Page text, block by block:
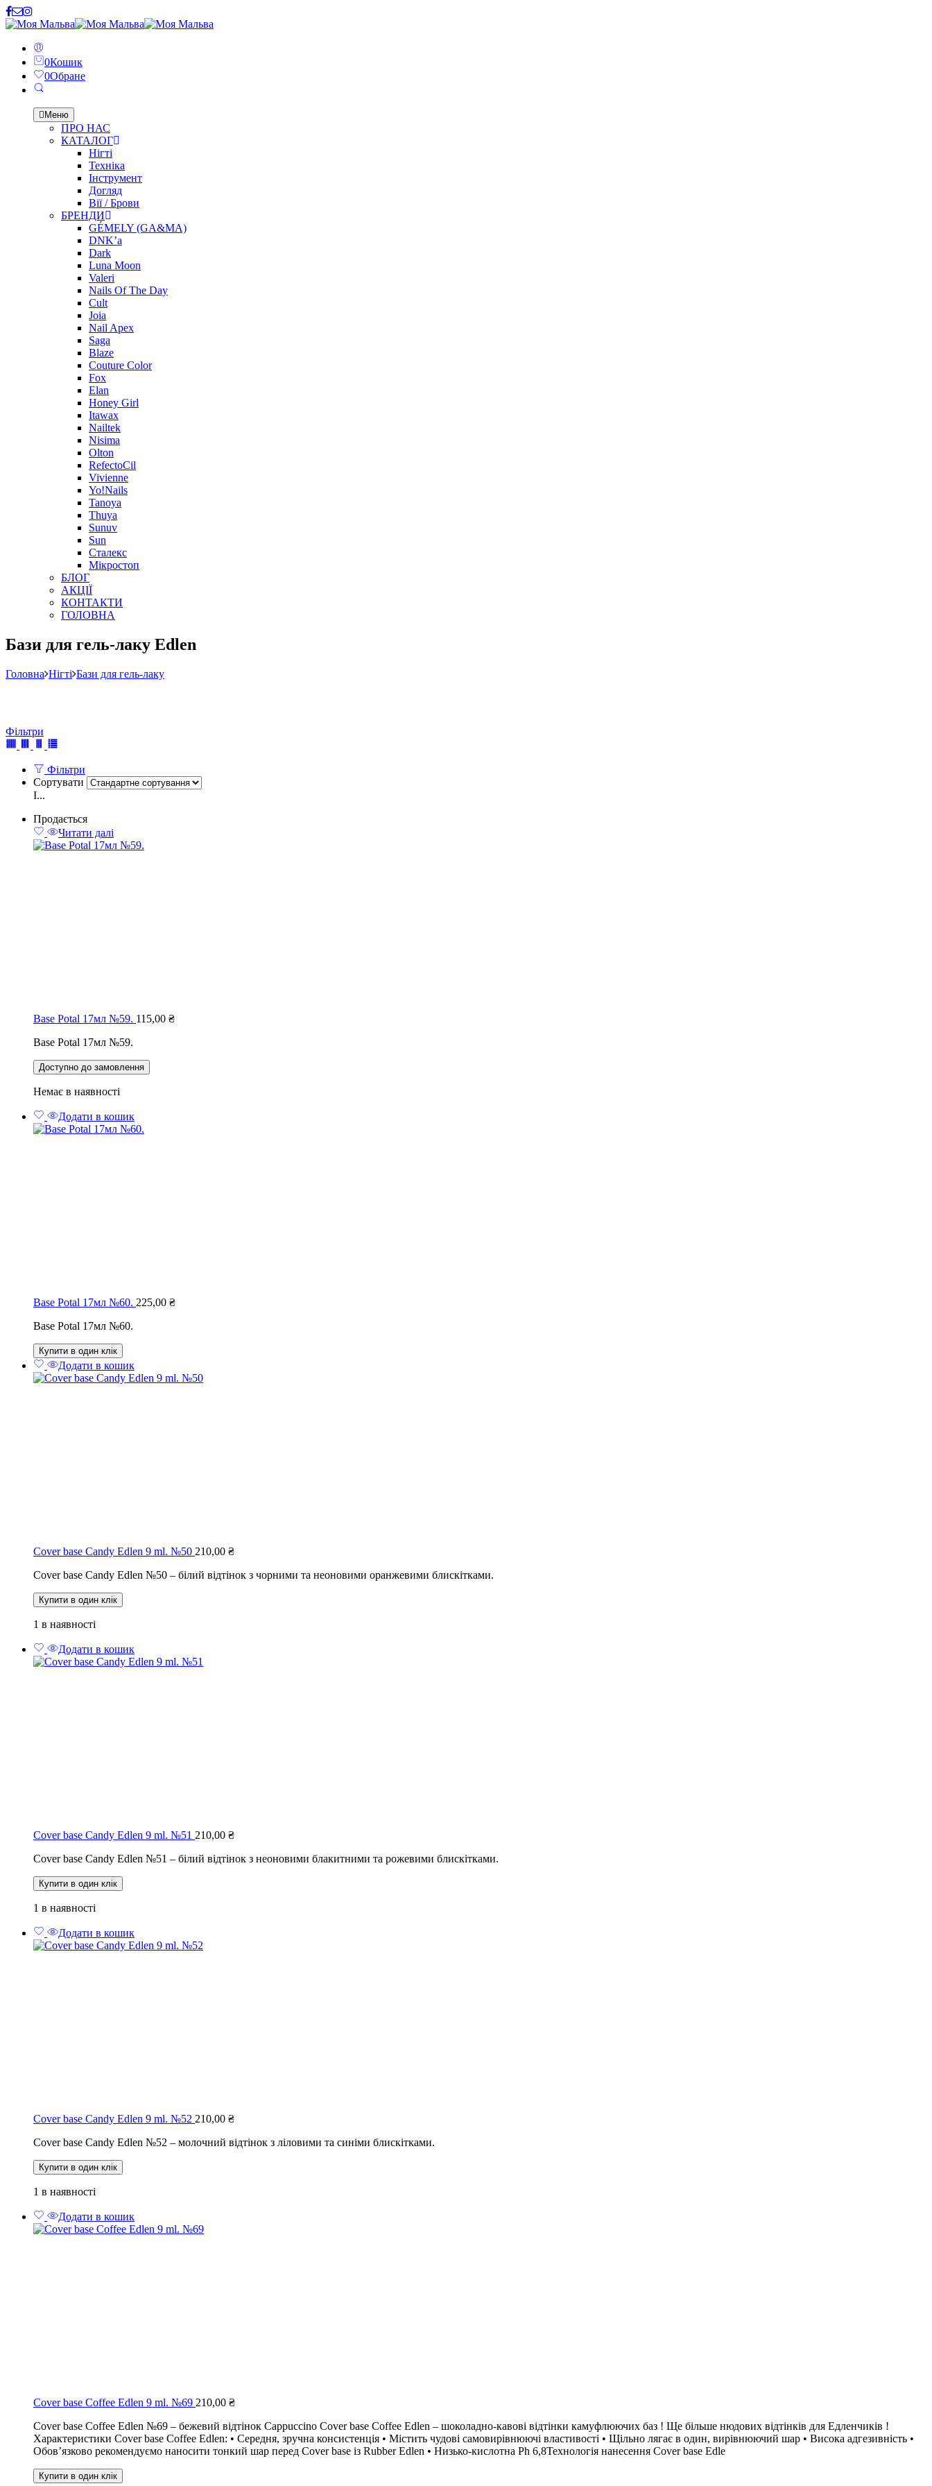
0Кошик
0Обране
Меню
ПРО НАС
КАТАЛОГ
Нігті
Техніка
Інструмент
Догляд
Вії / Брови
БРЕНДИ
GÉMELY (GA&MA)
DNK’a
Dark
Luna Moon
Valeri
Nails Of The Day
Cult
Joia
Nail Apex
Saga
Blaze
Couture Color
Fox
Elan
Honey Girl
Itawax
Nailtek
Nisima
Olton
RefectoCil
Vivienne
Yo!Nails
Tanoya
Thuya
Sunuv
Sun
Сталекс
Мікростоп
БЛОГ
АКЦІЇ
КОНТАКТИ
ГОЛОВНА
Бази для гель-лаку Edlen
Головна Нігті Бази для гель-лаку
Фільтри
Фільтри
Сортувати
І...
Продається
Читати далі
Base Potal 17мл №59. 115,00 ₴
Base Potal 17мл №59.
Доступно до замовлення
Немає в наявності
Додати в кошик
Base Potal 17мл №60. 225,00 ₴
Base Potal 17мл №60.
Купити в один клік
Додати в кошик
Cover base Candy Edlen 9 ml. №50 210,00 ₴
Cover base Candy Edlen №50 – білий відтінок з чорними та неоновими оранжевими блискітками.
Купити в один клік
1 в наявності
Додати в кошик
Cover base Candy Edlen 9 ml. №51 210,00 ₴
Cover base Candy Edlen №51 – білий відтінок з неоновими блакитними та рожевими блискітками.
Купити в один клік
1 в наявності
Додати в кошик
Cover base Candy Edlen 9 ml. №52 210,00 ₴
Cover base Candy Edlen №52 – молочний відтінок з ліловими та синіми блискітками.
Купити в один клік
1 в наявності
Додати в кошик
Cover base Coffee Edlen 9 ml. №69 210,00 ₴
Cover base Coffee Edlen №69 – бежевий відтінок Cappuccino Cover base Coffee Edlen – шоколадно-кавові відтінки камуфлюючих баз ! Ще більше нюдових відтінків для Едленчиків !
Характеристики Cover base Coffee Edlen: • Середня, зручна консистенція • Містить чудові самовирівнюючі властивості • Щільно лягає в один, вирівнюючий шар • Висока адгезивність •
Обов’язково рекомендуємо наносити тонкий шар перед Cover base із Rubber Edlen • Низько-кислотна Ph 6,8Технологія нанесення Cover base Edle
Купити в один клік